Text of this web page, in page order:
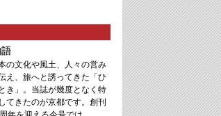
の文化や風土、人々の営み
え、旅へと誘ってきた「ひ
き」。当誌が幾度となく特
てきたのが京都です。創刊